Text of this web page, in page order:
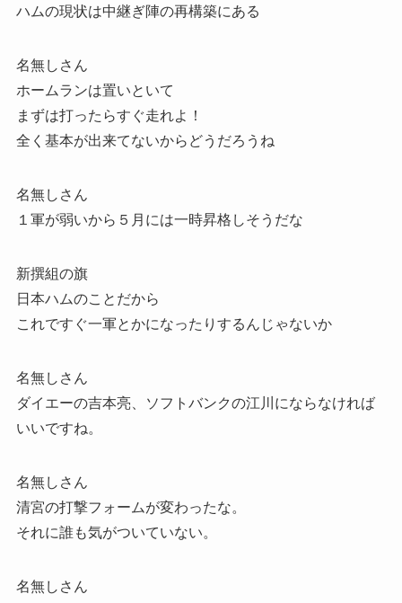
ハムの現状は中継ぎ陣の再構築にある
名無しさん
ホームランは置いといて
まずは打ったらすぐ走れよ！
全く基本が出来てないからどうだろうね
名無しさん
１軍が弱いから５月には一時昇格しそうだな
新撰組の旗
日本ハムのことだから
これですぐ一軍とかになったりするんじゃないか
名無しさん
ダイエーの吉本亮、ソフトバンクの江川にならなければ
いいですね。
名無しさん
清宮の打撃フォームが変わったな。
それに誰も気がついていない。
名無しさん